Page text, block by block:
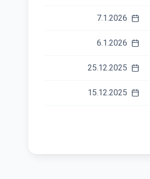
7.1.2026
6.1.2026
25.12.2025
15.12.2025